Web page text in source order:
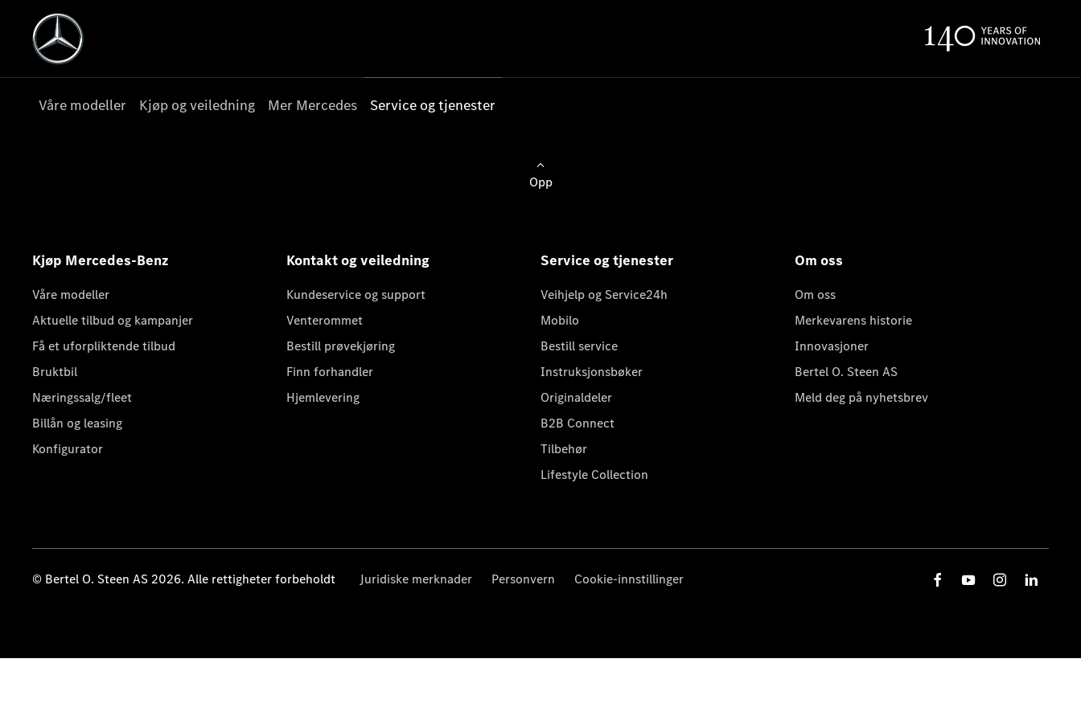
Våre modeller Kjøp og veiledning Mer Mercedes Service og tjenester
Opp
Kjøp Mercedes-Benz
Våre modeller
Aktuelle tilbud og kampanjer
Få et uforpliktende tilbud
Bruktbil
Næringssalg/fleet
Billån og leasing
Konfigurator
Kontakt og veiledning
Kundeservice og support
Venterommet
Bestill prøvekjøring
Finn forhandler
Hjemlevering
Service og tjenester
Veihjelp og Service24h
Mobilo
Bestill service
Instruksjonsbøker
Originaldeler
B2B Connect
Tilbehør
Lifestyle Collection
Om oss
Om oss
Merkevarens historie
Innovasjoner
Bertel O. Steen AS
Meld deg på nyhetsbrev
© Bertel O. Steen AS 2026. Alle rettigheter forbeholdt Juridiske merknader Personvern Cookie-innstillinger